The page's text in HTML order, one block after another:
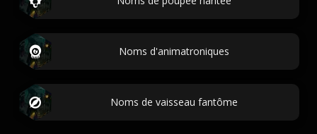
Noms d'animatroniques
Noms de vaisseau fantôme